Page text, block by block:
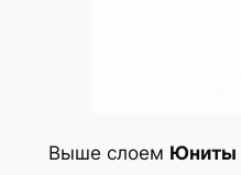
Выше слоем Юниты